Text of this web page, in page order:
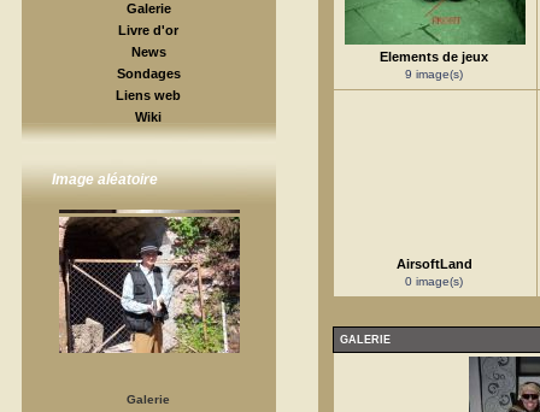
Galerie
Livre d'or
News
Sondages
Liens web
Wiki
Image aléatoire
Galerie
Elements de jeux
9 image(s)
AirsoftLand
0 image(s)
GALERIE